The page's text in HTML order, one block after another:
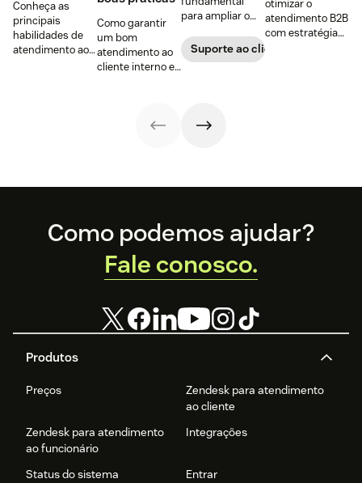
Conheça as
principais
habilidades de
atendimento ao
Como garantir
um bom
atendimento ao
cliente interno e
técnicas de
para ampliar o
mercado e
construir uma
Suporte ao cliente
otimizar o
atendimento B2B
com estratégias
Footer
Produtos
Preços
Zendesk para atendimento
ao cliente
Zendesk para atendimento
ao funcionário
Integrações
Status do sistema
Entrar
Como podemos ajudar?
Fale conosco.